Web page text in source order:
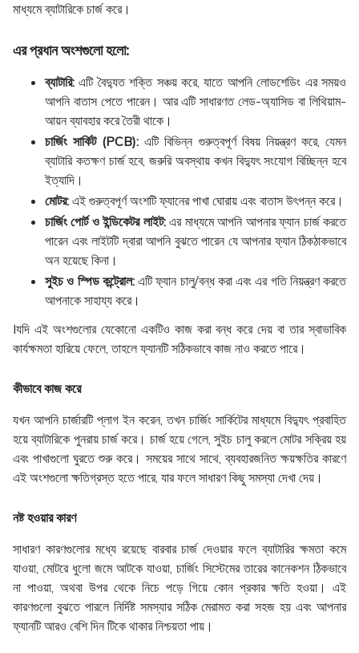
মাধ্যমে ব্যাটারিকে চার্জ করে।
এর প্রধান অংশগুলো হলো:
ব্যাটারি: এটি বৈদ্যুত শক্তি সঞ্চয় করে, যাতে আপনি লোডশেডিং এর সময়ও
আপনি বাতাস পেতে পারেন। আর এটি সাধারণত লেড-অ্যাসিড বা লিথিয়াম-
আয়ন ব্যাবহার করে তৈরী থাকে।
চার্জিং সার্কিট (PCB): এটি বিভিন্ন গুরুত্বপূর্ণ বিষয় নিয়ন্ত্রণ করে, যেমন
ব্যাটারি কতক্ষণ চার্জ হবে, জরুরি অবস্থায় কখন বিদ্যুৎ সংযোগ বিচ্ছিন্ন হবে
ইত্যাদি।
মোটর: এই গুরুত্বপূর্ণ অংশটি ফ্যানের পাখা ঘোরায় এবং বাতাস উৎপন্ন করে।
চার্জিং পোর্ট ও ইন্ডিকেটর লাইট:এর মাধ্যমে আপনি আপনার ফ্যান চার্জ করতে
পারেন এবং লাইটটি দ্বারা আপনি বুঝতে পারেন যে আপনার ফ্যান ঠিকঠাকভাবে
অন হয়েছে কিনা।
সুইচ ও স্পিড কন্ট্রোল: এটি ফ্যান চালু/বন্ধ করা এবং এর গতি নিয়ন্ত্রণ করতে
আপনাকে সাহায্য করে।
Iযদি এই অংশগুলোর যেকোনো একটিও কাজ করা বন্ধ করে দেয় বা তার স্বাভাবিক
কার্যক্ষমতা হারিয়ে ফেলে, তাহলে ফ্যানটি সঠিকভাবে কাজ নাও করতে পারে।
কীভাবে কাজ করে
যখন আপনি চার্জারটি প্লাগ ইন করেন, তখন চার্জিং সার্কিটের মাধ্যমে বিদ্যুৎ প্রবাহিত
হয়ে ব্যাটারিকে পুনরায় চার্জ করে। চার্জ হয়ে গেলে, সুইচ চালু করলে মোটর সক্রিয় হয়
এবং পাখাগুলো ঘুরতে শুরু করে। সময়ের সাথে সাথে, ব্যবহারজনিত ক্ষয়ক্ষতির কারণে
এই অংশগুলো ক্ষতিগ্রস্ত হতে পারে, যার ফলে সাধারণ কিছু সমস্যা দেখা দেয়।
নষ্ট হওয়ার কারণ
সাধারণ কারণগুলোর মধ্যে রয়েছে বারবার চার্জ দেওয়ার ফলে ব্যাটারির ক্ষমতা কমে
যাওয়া, মোটরে ধুলো জমে আটকে যাওয়া, চার্জিং সিস্টেমের তারের কানেকশন ঠিকভাবে
না পাওয়া, অথবা উপর থেকে নিচে পড়ে গিয়ে কোন প্রকার ক্ষতি হওয়া। এই
কারণগুলো বুঝতে পারলে নির্দিষ্ট সমস্যার সঠিক মেরামত করা সহজ হয় এবং আপনার
ফ্যানটি আরও বেশি দিন টিকে থাকার নিশ্চয়তা পায়।